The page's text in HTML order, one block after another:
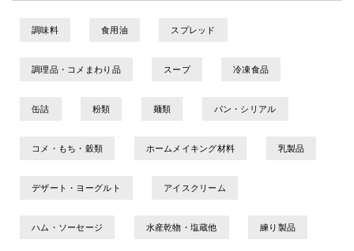
調味料 食用油 スプレッド
調理品・コメまわり品 スープ 冷凍食品
缶詰 粉類 麺類 パン・シリアル
コメ・もち・穀類 ホームメイキング材料 乳製品
デザート・ヨーグルト アイスクリーム
ハム・ソーセージ 水産乾物・塩蔵他 練り製品